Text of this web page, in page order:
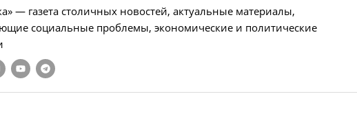
— газета столичных новостей, актуальные материалы,
социальные проблемы, экономические и политические